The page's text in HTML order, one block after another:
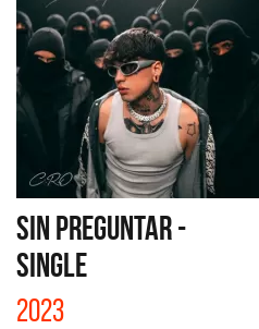
SIN PREGUNTAR -
SINGLE
2023